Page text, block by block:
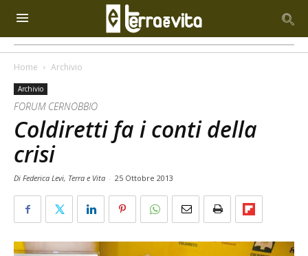
Home Archivio
Archivio
FORUM CERNOBBIO
Coldiretti fa i conti della
crisi
Di Federica Levi, Terra e Vita - 25 Ottobre 2013